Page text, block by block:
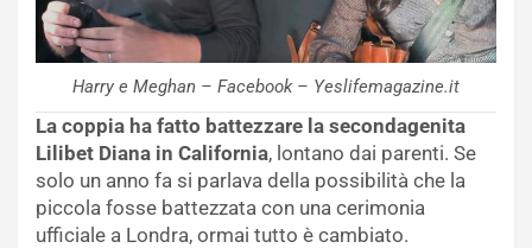
Harry e Meghan – Facebook – Yeslifemagazine.it
La coppia ha fatto battezzare la secondagenita
Lilibet Diana in California, lontano dai parenti. Se
solo un anno fa si parlava della possibilità che la
piccola fosse battezzata con una cerimonia
ufficiale a Londra, ormai tutto è cambiato.